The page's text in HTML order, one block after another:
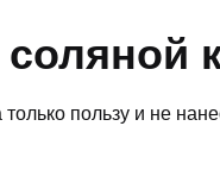
пользу и не